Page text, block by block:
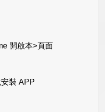
開啟本>頁面
裝 APP